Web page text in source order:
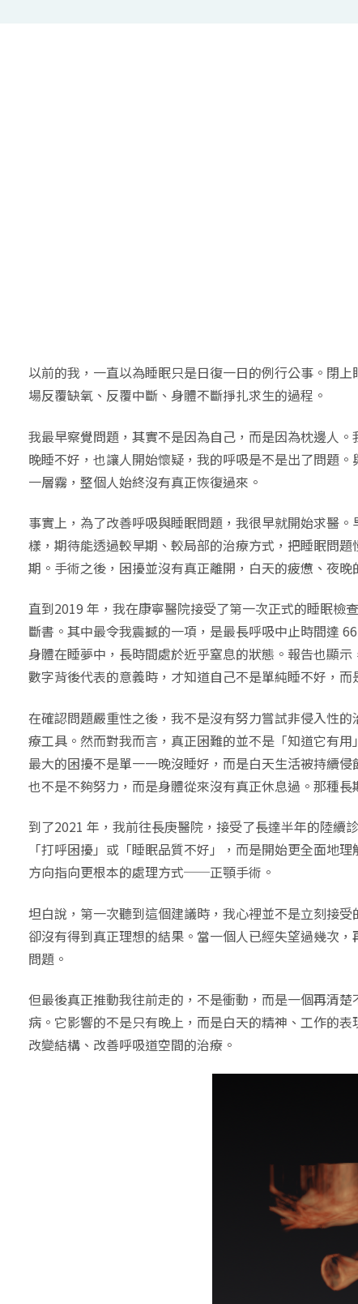
以前的我，一直以為睡眠只是日復一日的例行公事。閉
場反覆缺氧、反覆中斷、身體不斷掙扎求生的過程。
我最早察覺問題，其實不是因為自己，而是因為枕邊人
晚睡不好，也讓人開始懷疑，我的呼吸是不是出了問題
一層霧，整個人始終沒有真正恢復過來。
事實上，為了改善呼吸與睡眠問題，我很早就開始求醫
樣，期待能透過較早期、較局部的治療方式，把睡眠問
期。手術之後，困擾並沒有真正離開，白天的疲憊、夜
直到2019 年，我在康寧醫院接受了第一次正式的睡眠檢
斷書。其中最令我震撼的一項，是最長呼吸中止時間達
身體在睡夢中，長時間處於近乎窒息的狀態。報告也顯
數字背後代表的意義時，才知道自己不是單純睡不好，而
在確認問題嚴重性之後，我不是沒有努力嘗試非侵入性
療工具。然而對我而言，真正困難的並不是「知道它有
最大的困擾不是單一一晚沒睡好，而是白天生活被持續
也不是不夠努力，而是身體從來沒有真正休息過。那種
到了2021 年，我前往長庚醫院，接受了長達半年的陸續
「打呼困擾」或「睡眠品質不好」，而是開始更全面地
方向指向更根本的處理方式──正顎手術。
坦白說，第一次聽到這個建議時，我心裡並不是立刻接
卻沒有得到真正理想的結果。當一個人已經失望過幾次
問題。
但最後真正推動我往前走的，不是衝動，而是一個再清
病。它影響的不是只有晚上，而是白天的精神、工作的
改變結構、改善呼吸道空間的治療。